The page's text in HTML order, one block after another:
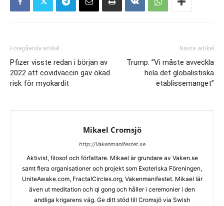
Föregående artikel
Pfizer visste redan i början av
2022 att covidvaccin gav ökad
risk för myokardit
Nästa artikel
Trump: ”Vi måste avveckla
hela det globalistiska
etablissemanget”
Mikael Cromsjö
http://Vakenmanifestet.se
Aktivist, filosof och författare. Mikael är grundare av Vaken.se
samt flera organisationer och projekt som Exoteriska Föreningen,
UniteAwake.com, FractalCircles.org, Vakenmanifestet. Mikael lär
även ut meditation och qi gong och håller i ceremonier i den
andliga krigarens väg. Ge ditt stöd till Cromsjö via Swish